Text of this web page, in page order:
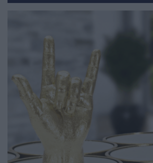
Σύλλογος Οικοτρόφων Φοιτητικής
Βασίλης Μυλωνάς: «Ευελπιστούμε
να έχουμε παίκτες Καλαματιανούς,…